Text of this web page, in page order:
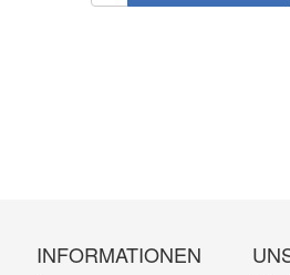
INFORMATIONEN